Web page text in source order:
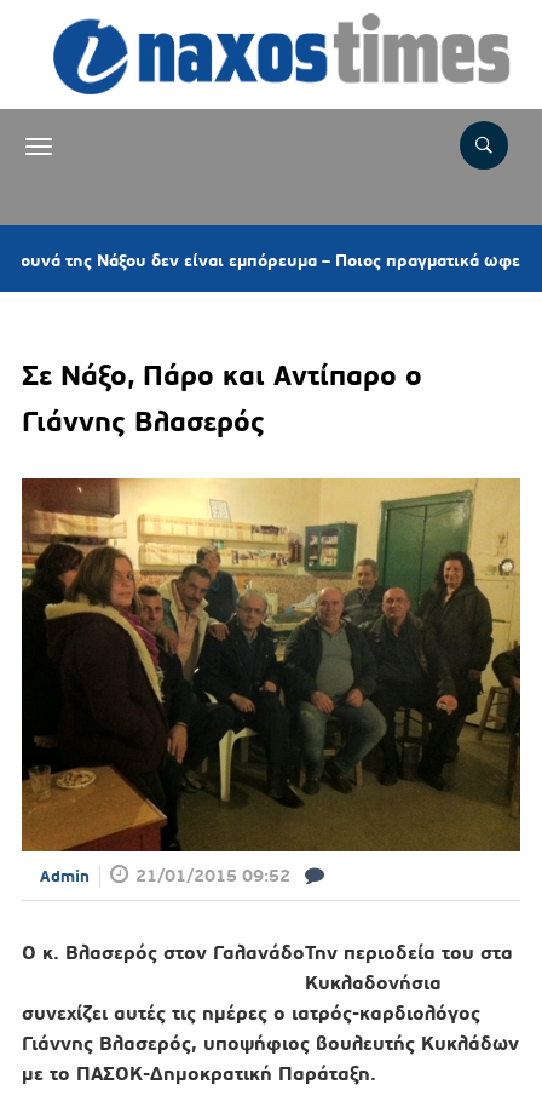
Νάξου δεν είναι εμπόρευμα – Ποιος πραγματικά ωφελείται από
Σε Νάξο, Πάρο και Αντίπαρο ο
Γιάννης Βλασερός
Admin 21/01/2015 09:52
Ο κ. Βλασερός στον ΓαλανάδοΤην περιοδεία του στα
Κυκλαδονήσια
συνεχίζει αυτές τις ημέρες ο ιατρός-καρδιολόγος
Γιάννης Βλασερός, υποψήφιος βουλευτής Κυκλάδων
με το ΠΑΣΟΚ-Δημοκρατική Παράταξη.